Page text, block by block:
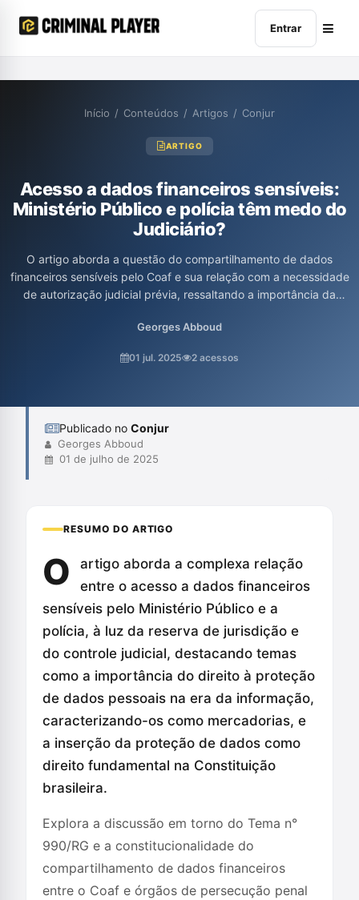
Entrar
Início / Conteúdos / Artigos / Conjur
ARTIGO
Acesso a dados financeiros sensíveis:
Ministério Público e polícia têm medo do
Judiciário?
O artigo aborda a questão do compartilhamento de dados
financeiros sensíveis pelo Coaf e sua relação com a necessidade
de autorização judicial prévia, ressaltando a importância da
Georges Abboud, discute como interpretações equivocadas
constitucionais essenciais, sugerindo que a falta de controle
Georges Abboud
01 jul. 2025 2 acessos
Publicado no Conjur
Georges Abboud
01 de julho de 2025
RESUMO DO ARTIGO
O
artigo aborda a complexa relação
entre o acesso a dados financeiros
sensíveis pelo Ministério Público e a
polícia, à luz da reserva de jurisdição e
do controle judicial, destacando temas
como a importância do direito à proteção
de dados pessoais na era da informação,
caracterizando-os como mercadorias, e
a inserção da proteção de dados como
direito fundamental na Constituição
brasileira.
Explora a discussão em torno do Tema n°
990/RG e a constitucionalidade do
compartilhamento de dados financeiros
entre o Coaf e órgãos de persecução penal